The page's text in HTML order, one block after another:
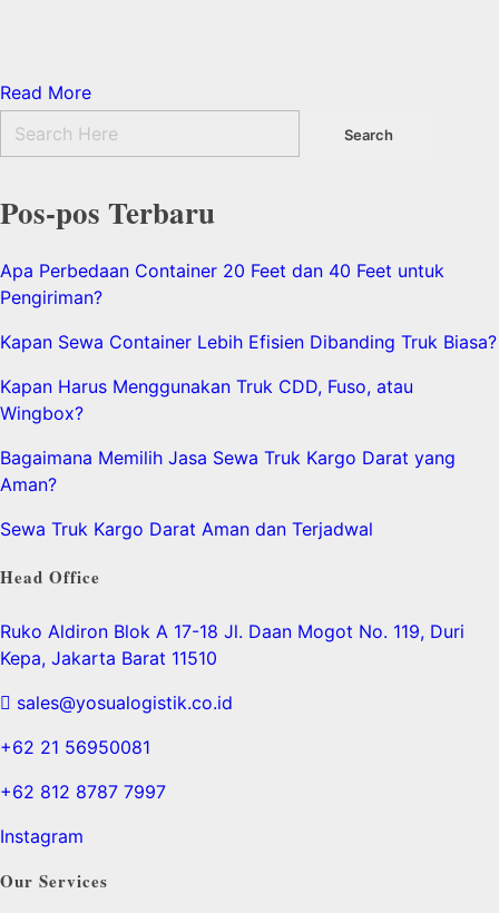
Read More
Pos-pos Terbaru
Apa Perbedaan Container 20 Feet dan 40 Feet untuk
Pengiriman?
Kapan Sewa Container Lebih Efisien Dibanding Truk Biasa?
Kapan Harus Menggunakan Truk CDD, Fuso, atau
Wingbox?
Bagaimana Memilih Jasa Sewa Truk Kargo Darat yang
Aman?
Sewa Truk Kargo Darat Aman dan Terjadwal
Head Office
Ruko Aldiron Blok A 17-18 Jl. Daan Mogot No. 119, Duri
Kepa, Jakarta Barat 11510
sales@yosualogistik.co.id
+62 21 56950081
+62 812 8787 7997
Instagram
Our Services